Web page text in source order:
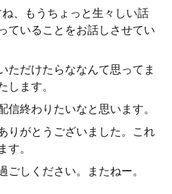
、もうちょっと生々しい話
ていることをお話しさせてい
ただけたらななんて思ってま
します。
信終わりたいなと思います。
りがとうございました。これ
す。
ごしください。またねー。